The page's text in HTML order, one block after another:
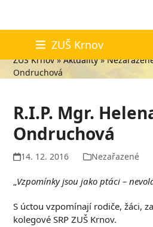
content
ZUŠ Krnov
Aktuality
ZUŠ Krnov»Aktuality»
Ondruchová
R.I.P. Mgr.
Ondruchová
14. 12. 2016 Nezařazené
„Vzpomínky jsou jako ptáci –
S úctou vzpomínají rodiče, žáci,
kolegové SRP ZUŠ Krnov.